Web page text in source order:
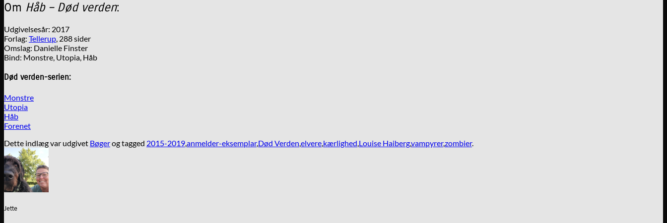
Om Håb – Død verden:
Udgivelsesår: 2017
Forlag: Tellerup, 288 sider
Omslag: Danielle Finster
Bind: Monstre, Utopia, Håb
Død verden-serien:
Monstre
Utopia
Håb
Forenet
Dette indlæg var udgivet Bøgerog tagged 2015-2019anmelder-eksemplar,Død Verden elvere kærlighed Louise Haibergvampyrer,zombier.
Jette